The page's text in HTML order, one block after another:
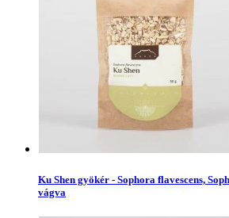
Ku Shen gyökér - Sophora flavescens,
vágva